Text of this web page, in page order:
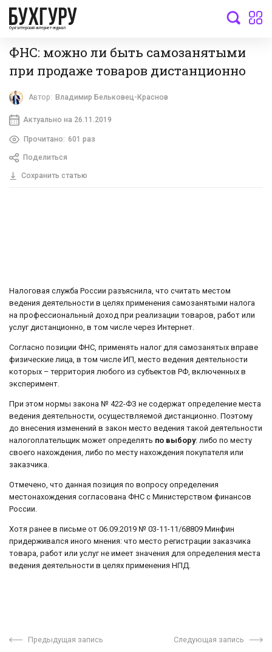
бухгалтерский интернет-журнал
ФНС: можно ли быть самозанятыми
при продаже товаров дистанционно
Автор: Владимир Бельковец-Краснов
Актуально на 26.11.2019
Прочитано: 601 раз
Поделиться
Сохранить статью
Налоговая служба России разъяснила, что считать местом
ведения деятельности в целях применения самозанятыми налога
на профессиональный доход при реализации товаров, работ или
услуг дистанционно, в том числе через Интернет.
Согласно позиции ФНС, применять налог для самозанятых вправе
физические лица, в том числе ИП, место ведения деятельности
которых – территория любого из субъектов РФ, включенных в
эксперимент.
При этом нормы закона № 422-ФЗ не содержат определение места
ведения деятельности, осуществляемой дистанционно. Поэтому
до внесения изменений в закон место ведения такой деятельности
налогоплательщик может определять по выбору: либо по месту
своего нахождения, либо по месту нахождения покупателя или
заказчика.
Отмечено, что данная позиция по вопросу определения
местонахождения согласована ФНС с Министерством финансов
России.
Хотя ранее в письме от 06.09.2019 № 03-11-11/68809 Минфин
придерживался иного мнения: что место регистрации заказчика
товара, работ или услуг не имеет значения для определения места
ведения деятельности в целях применения НПД.
Предыдущая запись Следующая запись